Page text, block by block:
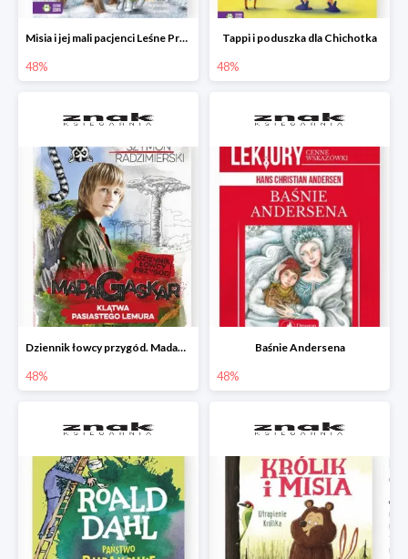
Misia i jej mali pacjenci Leśne Przytulisko
48%
Tappi i poduszka dla Chichotka
48%
Dziennik łowcy przygód. Madagaskar. Klątwa pasiastego lemura
48%
Baśnie Andersena
48%